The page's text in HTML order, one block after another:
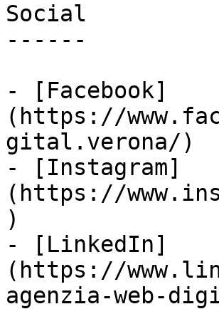
Social
------
- [Facebook]
(https://
gital.verona/)
- [Instagram]
(https://
)
- [LinkedIn]
(https://
agenzia-web-